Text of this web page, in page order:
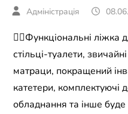
☝🏼Функціональні ліжка
стільці-туалети,
матраци, покращений
катетери, комплектуючі
обладнання та інше